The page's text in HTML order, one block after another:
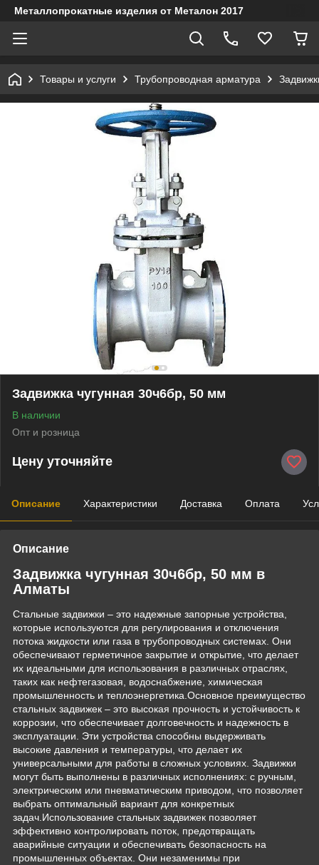
Металлопрокатные изделия от Металон 2017
Товары и услуги Трубопроводная арматура
Задвижка чугунная 30ч6бр, 50 мм
В наличии
Опт и розница
Цену уточняйте
Описание Характеристики Доставка Оплата
Описание
Задвижка чугунная 30ч6бр, 50 мм в
Алматы
Стальные задвижки – это надежные запорные устройства,
которые используются для регулирования и отключения
потока жидкости или газа в трубопроводных системах. Они
обеспечивают герметичное закрытие и открытие, что делает
их идеальными для использования в различных отраслях,
таких как нефтегазовая, водоснабжение, химическая
промышленность и теплоэнергетика.Основное преимущество
стальных задвижек – это высокая прочность и устойчивость к
коррозии, что обеспечивает долговечность и надежность в
эксплуатации. Эти устройства способны выдерживать
высокие давления и температуры, что делает их
универсальными для работы в сложных условиях. Задвижки
могут быть выполнены в различных исполнениях: с ручным,
электрическим или пневматическим приводом, что позволяет
выбрать оптимальный вариант для конкретных
задач.Использование стальных задвижек позволяет
эффективно контролировать поток, предотвращать
аварийные ситуации и обеспечивать безопасность на
промышленных объектах. Они незаменимы при